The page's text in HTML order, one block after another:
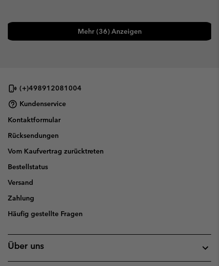
Mehr (36) Anzeigen
(+)498912081004
Kundenservice
Kontaktformular
Rücksendungen
Vom Kaufvertrag zurücktreten
Bestellstatus
Versand
Zahlung
Häufig gestellte Fragen
Über uns